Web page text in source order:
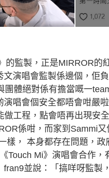
監製，正是MIRROR的
演唱會監製係邊個，佢
體絕對係有擔當嘅一
唱會個安全都唔會咁嚴
工程，點會唔再出現安
係咁，而家到Sammi
樣， 本身都存在問題，
Touch Mi》演唱會合作，
並說：「搞咩呀監製